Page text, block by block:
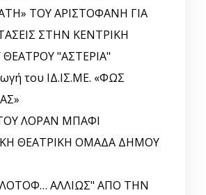
ΤΟΥ ΑΡΙΣΤΟΦΑΝΗ ΓΙΑ
ΣΤΗΝ ΚΕΝΤΡΙΚΗ
"ΑΣΤΕΡΙΑ"
του ΙΔ.ΙΣ.ΜΕ. «ΦΩΣ
ΛΟΡΑΝ ΜΠΑΦΙ
ΘΕΑΤΡΙΚΗ ΟΜΑΔΑ ΔΗΜΟΥ
ΑΛΛΙΩΣ" ΑΠΟ ΤΗΝ